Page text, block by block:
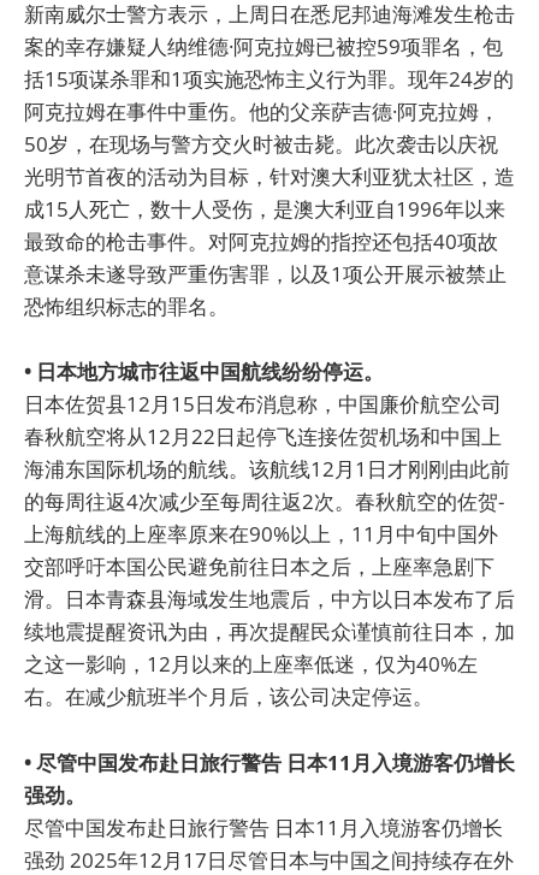
新南威尔士警方表示，上周日在悉尼邦迪海滩发生枪击
案的幸存嫌疑人纳维德·阿克拉姆已被控59项罪名，包
括15项谋杀罪和1项实施恐怖主义行为罪。现年24岁的
阿克拉姆在事件中重伤。他的父亲萨吉德·阿克拉姆，
50岁，在现场与警方交火时被击毙。此次袭击以庆祝
光明节首夜的活动为目标，针对澳大利亚犹太社区，造
成15人死亡，数十人受伤，是澳大利亚自1996年以来
最致命的枪击事件。对阿克拉姆的指控还包括40项故
意谋杀未遂导致严重伤害罪，以及1项公开展示被禁止
恐怖组织标志的罪名。
• 日本地方城市往返中国航线纷纷停运。
日本佐贺县12月15日发布消息称，中国廉价航空公司
春秋航空将从12月22日起停飞连接佐贺机场和中国上
海浦东国际机场的航线。该航线12月1日才刚刚由此前
的每周往返4次减少至每周往返2次。春秋航空的佐贺-
上海航线的上座率原来在90%以上，11月中旬中国外
交部呼吁本国公民避免前往日本之后，上座率急剧下
滑。日本青森县海域发生地震后，中方以日本发布了后
续地震提醒资讯为由，再次提醒民众谨慎前往日本，加
之这一影响，12月以来的上座率低迷，仅为40%左
右。在减少航班半个月后，该公司决定停运。
• 尽管中国发布赴日旅行警告 日本11月入境游客仍增长
强劲。
尽管中国发布赴日旅行警告 日本11月入境游客仍增长
强劲 2025年12月17日尽管日本与中国之间持续存在外